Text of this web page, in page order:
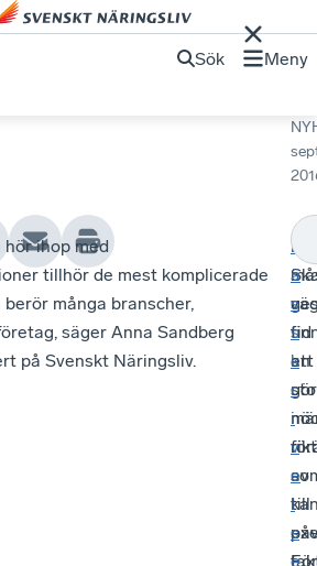
Sök Meny
ihop med
tillhör de mest komplicerade
många branscher,
säger Anna Sandberg
på Svenskt Näringsliv.
tid
att
av
till
I
en
L
ä
s
s
k
r
i
v
e
l
s
e